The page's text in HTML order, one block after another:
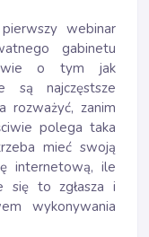
webinar
gabinetu
o tym jak
są najczęstsze
rozważyć, zanim
polega taka
mieć swoją
internetową, ile
się to zgłasza i
wykonywania